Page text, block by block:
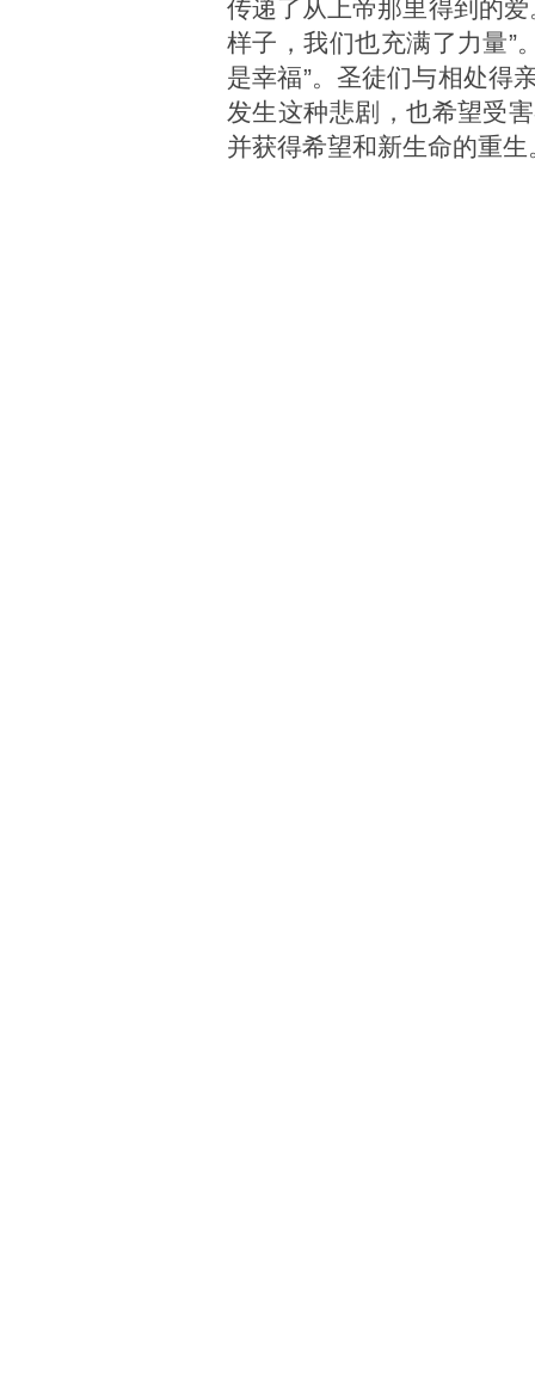
传递了从上帝那里得到的爱
样子，我们也充满了力量”
是幸福”。圣徒们与相处得
发生这种悲剧，也希望受
并获得希望和新生命的重生